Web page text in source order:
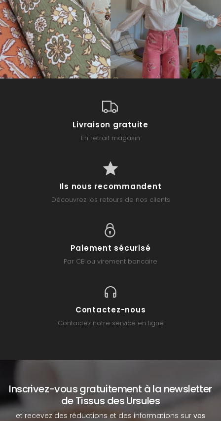
Livraison gratuite
En retrait magasin
Ils nous recommandent
Découvrez les retours de nos clients
Paiement sécurisé
Par CB ou virement bancaire
Contactez-nous
Contactez notre service en ligne
Inscrivez-vous gratuitement à la newsletter
de Tissus des Ursules
et recevez des réductions et des informations sur vos